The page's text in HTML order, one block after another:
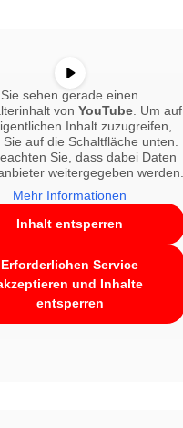
Sie sehen gerade einen
von YouTube. Um auf
Inhalt zuzugreifen,
Sie auf die Schaltfläche unten.
Sie, dass dabei Daten
weitergegeben werden.
Mehr Informationen
Inhalt entsperren
Erforderlichen Service
und Inhalte
entsperren